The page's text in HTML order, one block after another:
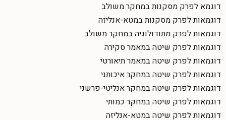
דוגמא לפרק מסקנות במחקר משולב
דוגמאות לפרק מסקנות במטא-אנליזה
דוגמאות לפרק מתודולוגיה במחקר משולב
דוגמאות לפרק שיטה במאמר סקירה
דוגמאות לפרק שיטה במאמר תיאורטי
דוגמאות לפרק שיטה במחקר איכותני
דוגמאות לפרק שיטה במחקר אנליטי-פרשני
דוגמאות לפרק שיטה במחקר כמותי
דוגמאות לפרק שיטה במטא-אנליזה